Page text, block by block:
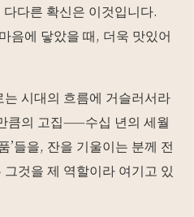
다른 확신은 이것입니다.
음에 닿았을 때, 더욱 맛있어
시대의 흐름에 거슬러서라
큼의 고집——수십 년의 세월
’들을, 잔을 기울이는 분께 전
그것을 제 역할이라 여기고 있